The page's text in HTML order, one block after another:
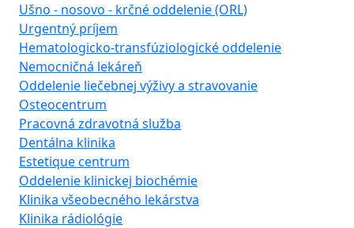
Ušno - nosovo - krčné oddelenie (ORL)
Urgentný príjem
Hematologicko-transfúziologické oddelenie
Nemocničná lekáreň
Oddelenie liečebnej výživy a stravovanie
Osteocentrum
Pracovná zdravotná služba
Dentálna klinika
Estetique centrum
Oddelenie klinickej biochémie
Klinika všeobecného lekárstva
Klinika rádiológie